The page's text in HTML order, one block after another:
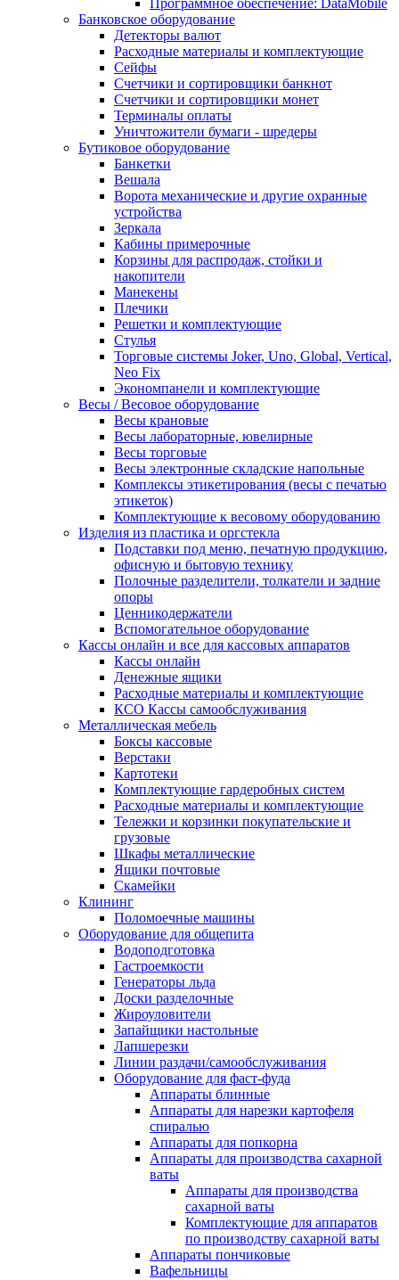
Программное обеспечение: DataMobile
Банковское оборудование
Детекторы валют
Расходные материалы и комплектующие
Сейфы
Счетчики и сортировщики банкнот
Счетчики и сортировщики монет
Терминалы оплаты
Уничтожители бумаги - шредеры
Бутиковое оборудование
Банкетки
Вешала
Ворота механические и другие охранные
устройства
Зеркала
Кабины примерочные
Корзины для распродаж, стойки и
накопители
Манекены
Плечики
Решетки и комплектующие
Стулья
Торговые системы Joker, Uno, Global, Vertical,
Neo Fix
Экономпанели и комплектующие
Весы / Весовое оборудование
Весы крановые
Весы лабораторные, ювелирные
Весы торговые
Весы электронные складские напольные
Комплексы этикетирования (весы с печатью
этикеток)
Комплектующие к весовому оборудованию
Изделия из пластика и оргстекла
Подставки под меню, печатную продукцию,
офисную и бытовую технику
Полочные разделители, толкатели и задние
опоры
Ценникодержатели
Вспомогательное оборудование
Кассы онлайн и все для кассовых аппаратов
Кассы онлайн
Денежные ящики
Расходные материалы и комплектующие
КСО Кассы самообслуживания
Металлическая мебель
Боксы кассовые
Верстаки
Картотеки
Комплектующие гардеробных систем
Расходные материалы и комплектующие
Тележки и корзинки покупательские и
грузовые
Шкафы металлические
Ящики почтовые
Скамейки
Клининг
Поломоечные машины
Оборудование для общепита
Водоподготовка
Гастроемкости
Генераторы льда
Доски разделочные
Жироуловители
Запайщики настольные
Лапшерезки
Линии раздачи/самообслуживания
Оборудование для фаст-фуда
Аппараты блинные
Аппараты для нарезки картофеля
спиралью
Аппараты для попкорна
Аппараты для производства сахарной
ваты
Аппараты для производства
сахарной ваты
Комплектующие для аппаратов
по производству сахарной ваты
Аппараты пончиковые
Вафельницы